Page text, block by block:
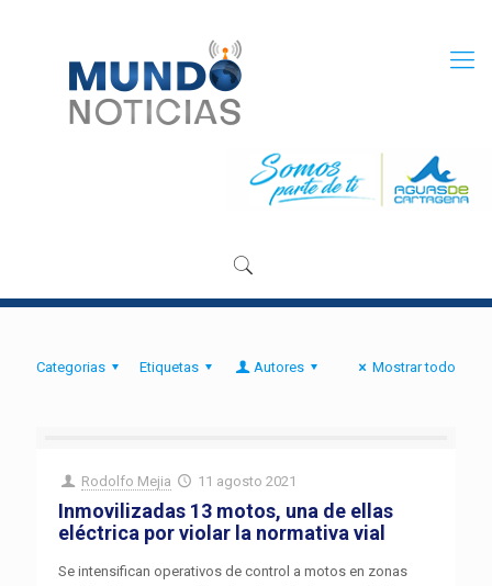
Categorias Etiquetas Autores Mostrar todo
Rodolfo Mejia 11 agosto 2021
Inmovilizadas 13 motos, una de ellas
eléctrica por violar la normativa vial
Se intensifican operativos de control a motos en zonas